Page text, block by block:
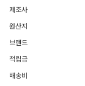
제조사
원산지
브랜드
적립금
배송비